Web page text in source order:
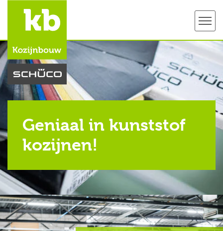
Geniaal in kunststof
kozijnen!